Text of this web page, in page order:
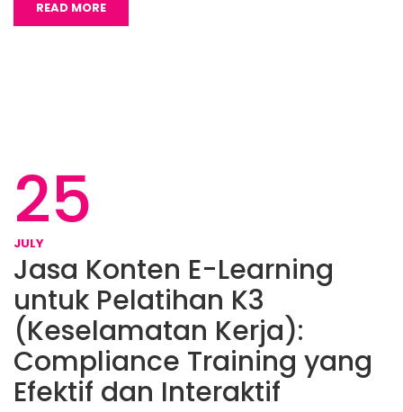
READ MORE
25
JULY
Jasa Konten E-Learning
untuk Pelatihan K3
(Keselamatan Kerja):
Compliance Training yang
Efektif dan Interaktif